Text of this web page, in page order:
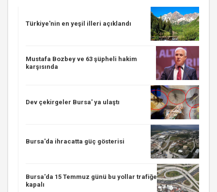
Türkiye'nin en yeşil illeri açıklandı
Mustafa Bozbey ve 63 şüpheli hakim
karşısında
Dev çekirgeler Bursa' ya ulaştı
Bursa'da ihracatta güç gösterisi
Bursa'da 15 Temmuz günü bu yollar trafiğe
kapalı